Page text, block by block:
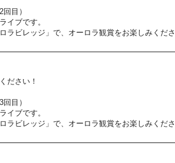
目）
イブです。
ラビレッジ」で、オーロラ観賞をお楽しみくださ
ださい！
目）
イブです。
ラビレッジ」で、オーロラ観賞をお楽しみくださ